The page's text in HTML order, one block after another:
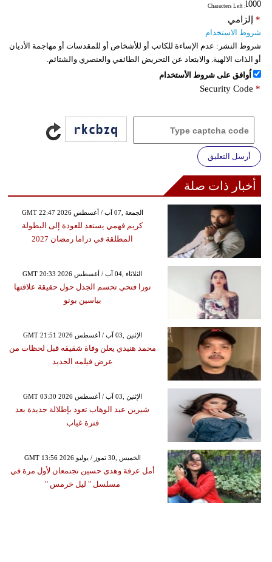
: Characters Left
إلزامي *
شروط الاستخدام
شروط النشر: عدم الإساءة للكاتب أو للأشخاص أو للمقدسات أو مهاجمة الأديان
أو الذات الالهية. والابتعاد عن التحريض الطائفي والعنصري والشتائم.
اُوافق على شروط الأستخدام
Security Code *
أرسل التعليق
أخبار ذات صلة
GMT 22:47 2026 الجمعة ,07 آب / أغسطس
كريم فهمي يستعد للعودة إلى البطولة
المطلقة في دراما رمضان 2027
GMT 20:33 2026 الثلاثاء ,04 آب / أغسطس
نورا فتحي تحسم الجدل حول حقيقة علاقتها
بياسين بونو
GMT 21:51 2026 الإثنين ,03 آب / أغسطس
محمد هنيدي يعلن وفاة شقيقه قبل لحظات من
عرض فيلمه الجديد
GMT 03:30 2026 الإثنين ,03 آب / أغسطس
شيرين عبد الوهاب تعود بإطلالة جديدة بعد
فترة غياب
GMT 13:56 2026 الخميس ,30 تموز / يوليو
أمل عرفة وهدى حسين تجتمعان لأول مرة في
مسلسل " ليل خرمس "